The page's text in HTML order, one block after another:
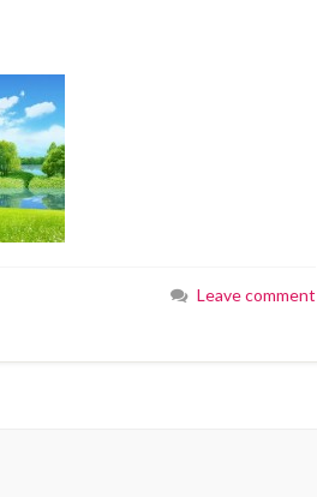
Leave comment